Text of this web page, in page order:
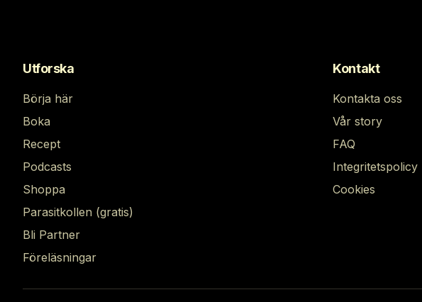
Utforska
Börja här
Boka
Recept
Podcasts
Shoppa
Parasitkollen (gratis)
Bli Partner
Föreläsningar
Kontakt
Kontakta oss
Vår story
FAQ
Integritetspolicy
Cookies